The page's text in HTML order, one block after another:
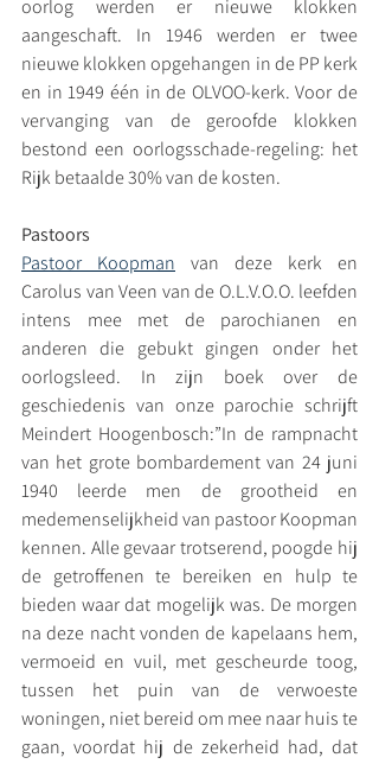
oorlog werden er nieuwe klokken
aangeschaft. In 1946 werden er twee
nieuwe klokken opgehangen in de PP kerk
en in 1949 één in de OLVOO-kerk. Voor de
vervanging van de geroofde klokken
bestond een oorlogsschade-regeling: het
Rijk betaalde 30% van de kosten.
Pastoors
Pastoor Koopman van deze kerk en
Carolus van Veen van de O.L.V.O.O. leefden
intens mee met de parochianen en
anderen die gebukt gingen onder het
oorlogsleed. In zijn boek over de
geschiedenis van onze parochie schrijft
Meindert Hoogenbosch:”In de rampnacht
van het grote bombardement van 24 juni
1940 leerde men de grootheid en
medemenselijkheid van pastoor Koopman
kennen. Alle gevaar trotserend, poogde hij
de getroffenen te bereiken en hulp te
bieden waar dat mogelijk was. De morgen
na deze nacht vonden de kapelaans hem,
vermoeid en vuil, met gescheurde toog,
tussen het puin van de verwoeste
woningen, niet bereid om mee naar huis te
gaan, voordat hij de zekerheid had, dat